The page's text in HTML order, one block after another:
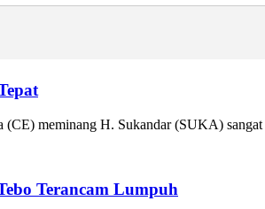
meminang H. Sukandar (SUKA)
Terancam Lumpuh